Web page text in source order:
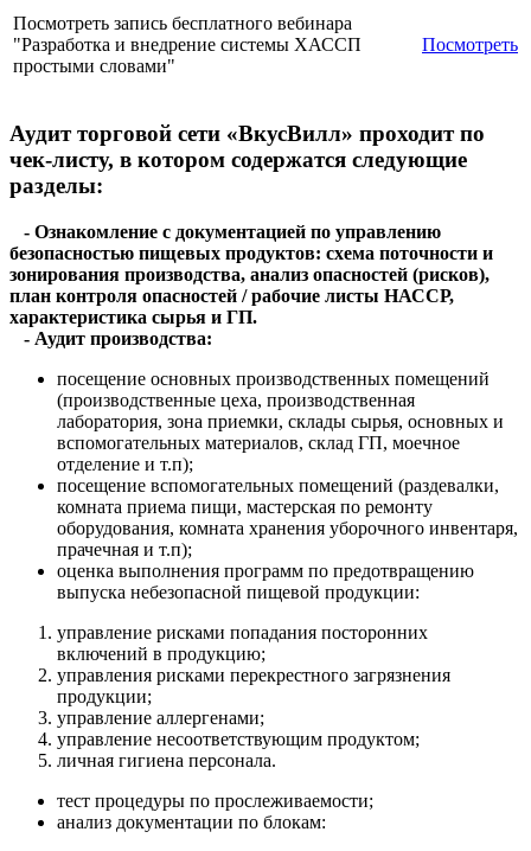
Посмотреть запись бесплатного вебинара
"Разработка и внедрение системы ХАССП
простыми словами"
Посмотреть
Аудит торговой сети «ВкусВилл» проходит по
чек-листу, в котором содержатся следующие
разделы:
- Ознакомление с документацией по управлению
безопасностью пищевых продуктов: схема поточности и
зонирования производства, анализ опасностей (рисков),
план контроля опасностей / рабочие листы НАССР,
характеристика сырья и ГП.
- Аудит производства:
посещение основных производственных помещений
(производственные цеха, производственная
лаборатория, зона приемки, склады сырья, основных и
вспомогательных материалов, склад ГП, моечное
отделение и т.п);
посещение вспомогательных помещений (раздевалки,
комната приема пищи, мастерская по ремонту
оборудования, комната хранения уборочного инвентаря,
прачечная и т.п);
оценка выполнения программ по предотвращению
выпуска небезопасной пищевой продукции:
управление рисками попадания посторонних
включений в продукцию;
управления рисками перекрестного загрязнения
продукции;
управление аллергенами;
управление несоответствующим продуктом;
личная гигиена персонала.
тест процедуры по прослеживаемости;
анализ документации по блокам: